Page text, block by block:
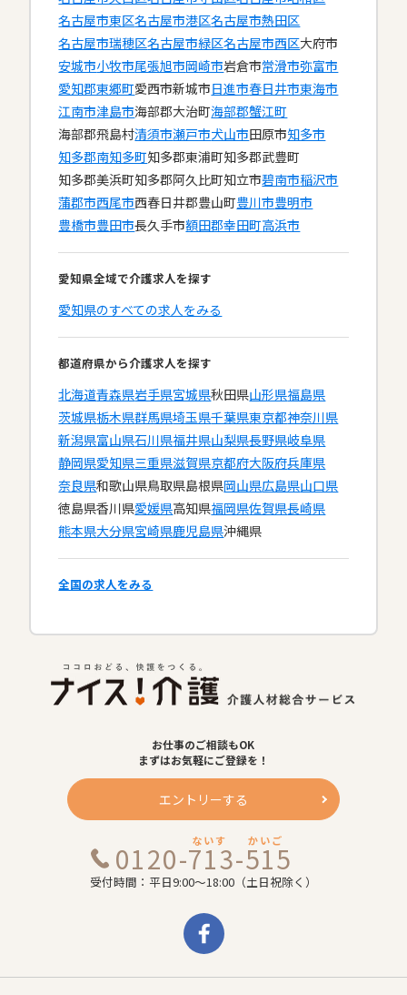
名古屋市東区名古屋市港区名古屋市熱田区
名古屋市瑞穂区名古屋市緑区名古屋市西区大府市
安城市小牧市尾張旭市岡崎市岩倉市常滑市弥富市
愛知郡東郷町愛西市新城市日進市春日井市東海市
江南市津島市海部郡大治町海部郡蟹江町
海部郡飛島村清須市瀬戸市犬山市田原市知多市
知多郡南知多町知多郡東浦町知多郡武豊町
知多郡美浜町知多郡阿久比町知立市碧南市稲沢市
蒲郡市西尾市西春日井郡豊山町豊川市豊明市
豊橋市豊田市長久手市額田郡幸田町高浜市
愛知県全域で介護求人を探す
愛知県のすべての求人をみる
都道府県から介護求人を探す
北海道青森県岩手県宮城県秋田県山形県福島県
茨城県栃木県群馬県埼玉県千葉県東京都神奈川県
新潟県富山県石川県福井県山梨県長野県岐阜県
静岡県愛知県三重県滋賀県京都府大阪府兵庫県
奈良県和歌山県鳥取県島根県岡山県広島県山口県
徳島県香川県愛媛県高知県福岡県佐賀県長崎県
熊本県大分県宮崎県鹿児島県沖縄県
全国の求人をみる
お仕事のご相談もOK
まずはお気軽にご登録を！
エントリーする
0120-713-515
ないす かいご
受付時間：平日9:00～18:00（土日祝除く）